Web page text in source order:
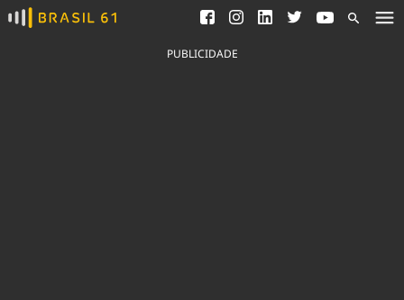
Ver todas as notícias
Saneamento
Indicadores
PUBLICIDADE